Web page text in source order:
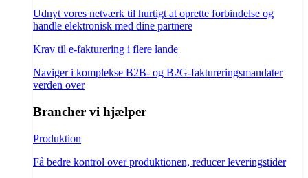
Udnyt vores netværk til hurtigt at oprette forbindelse og
handle elektronisk med dine partnere
Krav til e-fakturering i flere lande
Naviger i komplekse B2B- og B2G-faktureringsmandater
verden over
Brancher vi hjælper
Produktion
Få bedre kontrol over produktionen, reducer leveringstider